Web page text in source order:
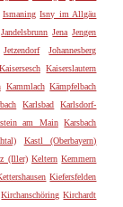
Ismaning Isny im Allgäu
Jandelsbrunn Jena Jengen
Jetzendorf
Johannesberg
Kaisersesch
Kaiserslautern
Kammlach Kämpfelbach
Karlsbad
Karlsdorf-
am Main
Karsbach
Kastl (Oberbayern)
(Iller) Keltern Kemmern
Kiefersfelden
Kirchanschöring Kirchardt